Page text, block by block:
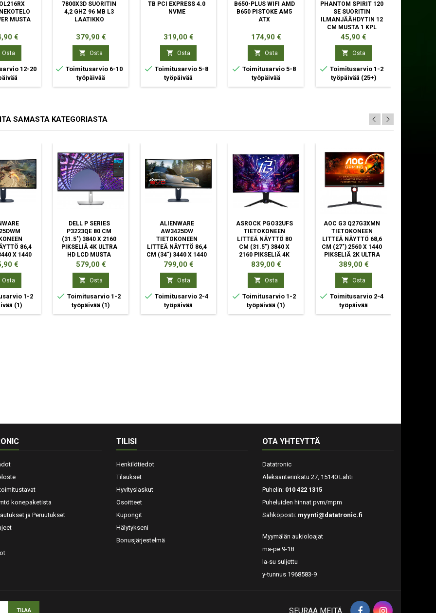
MUSTA
€
Osta
12-20
7800X3D SUORITIN
4,2 GHZ 96 MB L3
LAATIKKO
Hinta
379,90 €
 Osta
 Toimitusarvio 6-10
työpäivää
TB PCI EXPRESS 4.0
NVME
Hinta
319,00 €
 Osta
 Toimitusarvio 5-8
työpäivää
B650-PLUS WIFI AMD
B650 PISTOKE AM5
ATX
Hinta
174,90 €
 Osta
 Toimitusarvio 5-8
työpäivää
PHANTOM SPIRIT 120
SE SUORITIN
ILMANJÄÄHDYTIN 12
CM MUSTA 1 KPL
Hinta
45,90 €
 Osta
 Toimitusarvio 1-2
työpäivää (25+)
SAMASTA KATEGORIASTA
86,4
X 1440
QUAD
MUSTA,
€
Osta
1-2
(1)
DELL P SERIES
P3223QE 80 CM
(31.5") 3840 X 2160
PIKSELIÄ 4K ULTRA
HD LCD MUSTA
Hinta
579,00 €
 Osta
 Toimitusarvio 1-2
työpäivää (1)
ALIENWARE
AW3425DW
TIETOKONEEN
LITTEÄ NÄYTTÖ 86,4
CM (34") 3440 X 1440
PIKSELIÄ WIDE QUAD
HD QD-OLED SININEN
Hinta
799,00 €
 Osta
 Toimitusarvio 2-4
työpäivää
ASROCK PGO32UFS
TIETOKONEEN
LITTEÄ NÄYTTÖ 80
CM (31.5") 3840 X
2160 PIKSELIÄ 4K
ULTRA HD OLED
MUSTA
Hinta
839,00 €
 Osta
 Toimitusarvio 1-2
työpäivää (1)
AOC G3 Q27G3XMN
TIETOKONEEN
LITTEÄ NÄYTTÖ 68,6
CM (27") 2560 X 1440
PIKSELIÄ 2K ULTRA
HD LED MUSTA
Hinta
389,00 €
 Osta
 Toimitusarvio 2-4
työpäivää
konepaketista
ja Peruutukset
TILISI
Henkilötiedot
Tilaukset
Hyvityslaskut
Osoitteet
Kupongit
Hälytykseni
Bonusjärjestelmä
OTA YHTEYTTÄ
Datatronic
Aleksanterinkatu 27, 15140 Lahti
Puhelin: 010 422 1315
Puheluiden hinnat pvm/mpm
Sähköposti: myynti@datatronic.fi
Myymälän aukioloajat
ma-pe 9-18
la-su suljettu
y-tunnus 1968583-9
SEURAA MEITÄ